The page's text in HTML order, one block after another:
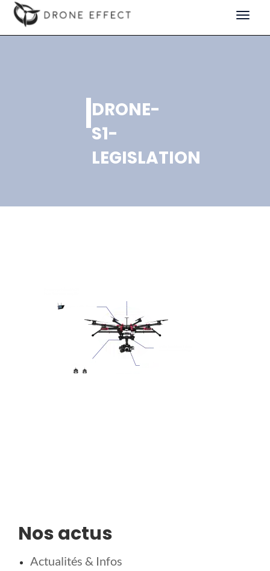
Toggle
DRONE-
S1-
LEGISLATION
Nos actus
Actualités & Infos